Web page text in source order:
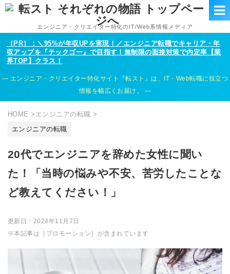
エンジニア・クリエイター特化のIT/Web系情報メディア
［PR］：＼95%が年収UPを実現！／エンジニア転職でキャリア・年
収アップを『テックゴー』で目指す！無制限の面接対策で内定率【業
界TOP】クラス！
エンジニア・クリエイター特化サイト『転スト』は、IT・Web転職に役立つ
情報を幅広くお届け。
HOME > エンジニアの転職 >
エンジニアの転職
20代でエンジニアを辞めた女性に聞い
た！「当時の悩みや不安、苦労したことな
ど教えてください！」
更新日： 2024年11月7日
※本記事は［プロモーション］が含まれています